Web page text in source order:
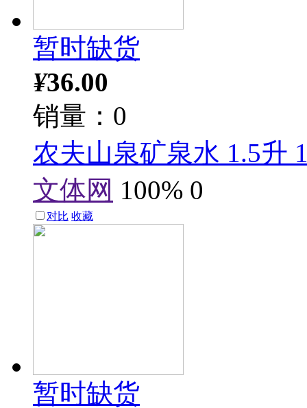
暂时缺货
¥36.00
销量：0
农夫山泉矿泉水 1.5升
文体网 100% 0
对比 收藏
暂时缺货